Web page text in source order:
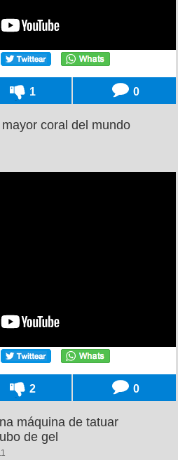
1 0
coral del mundo
2 0
máquina de tatuar
de gel